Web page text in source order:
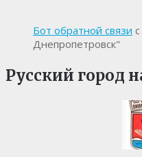
Бот обратной связи
Днепропетровск"
Русский город